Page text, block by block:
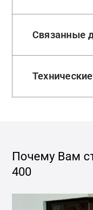
Связанные
Почему Вам
400